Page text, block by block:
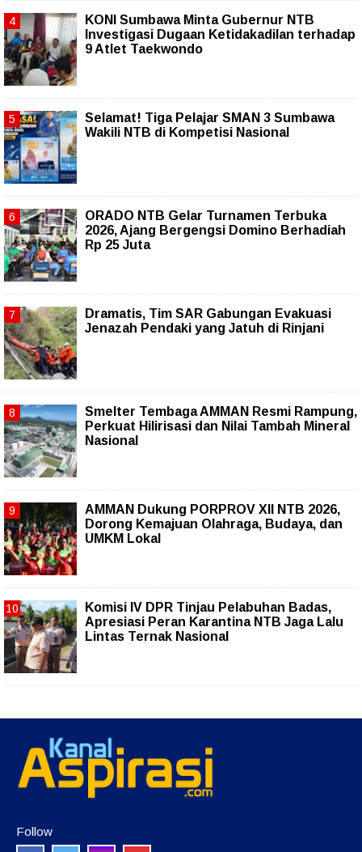
KONI Sumbawa Minta Gubernur NTB
Investigasi Dugaan Ketidakadilan terhadap
9 Atlet Taekwondo
Selamat! Tiga Pelajar SMAN 3 Sumbawa
Wakili NTB di Kompetisi Nasional
ORADO NTB Gelar Turnamen Terbuka
2026, Ajang Bergengsi Domino Berhadiah
Rp 25 Juta
Dramatis, Tim SAR Gabungan Evakuasi
Jenazah Pendaki yang Jatuh di Rinjani
Smelter Tembaga AMMAN Resmi Rampung,
Perkuat Hilirisasi dan Nilai Tambah Mineral
Nasional
AMMAN Dukung PORPROV XII NTB 2026,
Dorong Kemajuan Olahraga, Budaya, dan
UMKM Lokal
Komisi IV DPR Tinjau Pelabuhan Badas,
Apresiasi Peran Karantina NTB Jaga Lalu
Lintas Ternak Nasional
Follow